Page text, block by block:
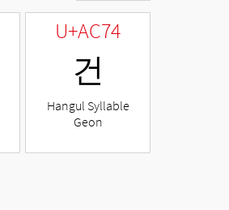
U+AC74
건
Hangul Syllable
Geon